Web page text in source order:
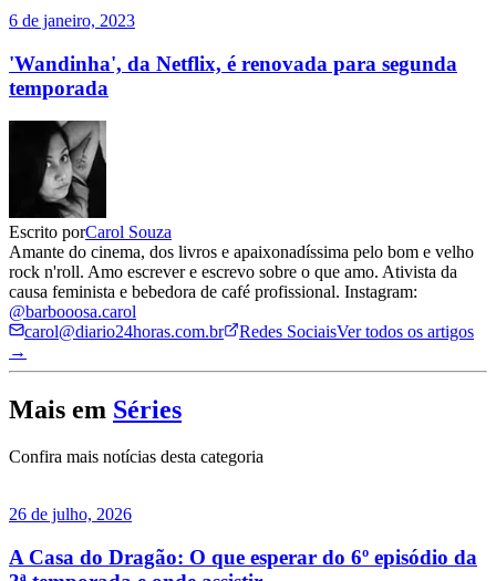
6 de janeiro, 2023
'Wandinha', da Netflix, é renovada para segunda
temporada
Escrito porCarol Souza
Amante do cinema, dos livros e apaixonadíssima pelo bom e velho
rock n'roll. Amo escrever e escrevo sobre o que amo. Ativista da
causa feminista e bebedora de café profissional. Instagram:
@barbooosa.carol
carol@diario24horas.com.br
Redes SociaisVer todos os artigos
→
Mais em Séries
Confira mais notícias desta categoria
26 de julho, 2026
A Casa do Dragão: O que esperar do 6º episódio da